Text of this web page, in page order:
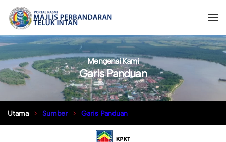
Mengenai Kami
Garis Panduan
Utama Sumber Garis Panduan